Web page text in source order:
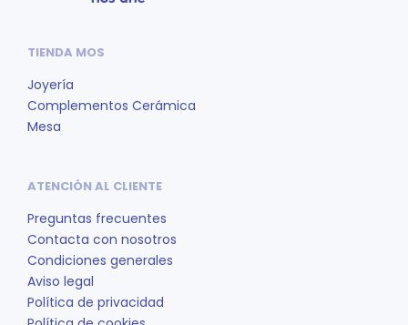
TIENDA MOS
Joyería
Complementos Cerámica
Mesa
ATENCIÓN AL CLIENTE
Preguntas frecuentes
Contacta con nosotros
Condiciones generales
Aviso legal
Política de privacidad